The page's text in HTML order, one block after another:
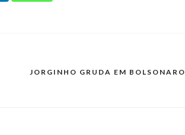
JORGINHO GRUDA EM BOLSONARO